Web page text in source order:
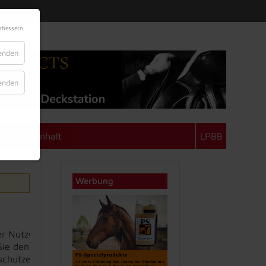
Anhalt LPBB
Nutzung Daten an
den Cookie
Werbung